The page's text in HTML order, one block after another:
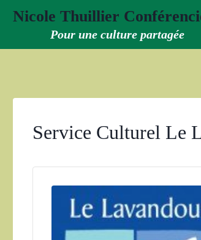
Aller
contenu
Nicole Thuillier
Pour une culture partagée
Service Culturel Le